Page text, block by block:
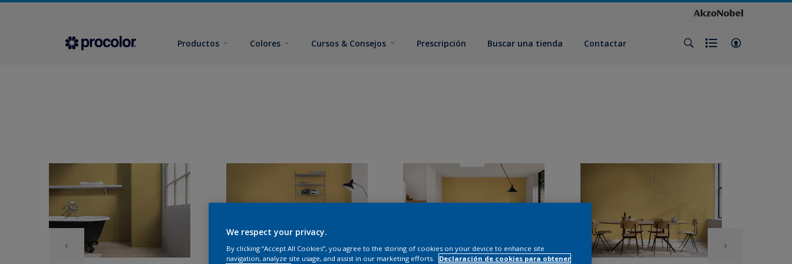
Productos Colores Cursos & Consejos Prescripción Buscar una tienda Contactar
We respect your privacy.
By clicking “Accept All Cookies”, you agree to the storing of cookies on your device to enhance site
navigation, analyze site usage, and assist in our marketing efforts.
Declaración de cookies para obtener